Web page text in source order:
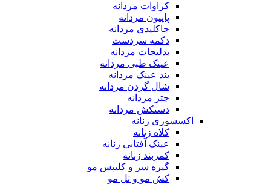
کراوات مردانه
پاپیون مردانه
جاکلیدی مردانه
دکمه سردست
بدلیجات مردانه
عینک طبی مردانه
بند عینک مردانه
شال گردن مردانه
چتر مردانه
دستکش مردانه
اکسسوری زنانه
کلاه زنانه
عینک آفتابی زنانه
کمربند زنانه
گیره سر و کلیپس مو
کش مو و تل مو